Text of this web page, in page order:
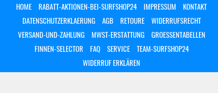
HOME RABATT-AKTIONEN-BEI-SURFSHOP24 IMPRESSUM
KONTAKT
DATENSCHUTZERKLAERUNG
AGB RETOURE
WIDERRUFSRECHT
VERSAND-UND-ZAHLUNG
MWST-ERSTATTUNG
GROESSENTABELLEN
FINNEN-SELECTOR
FAQ SERVICE
TEAM-SURFSHOP24
WIDERRUF ERKLÄREN